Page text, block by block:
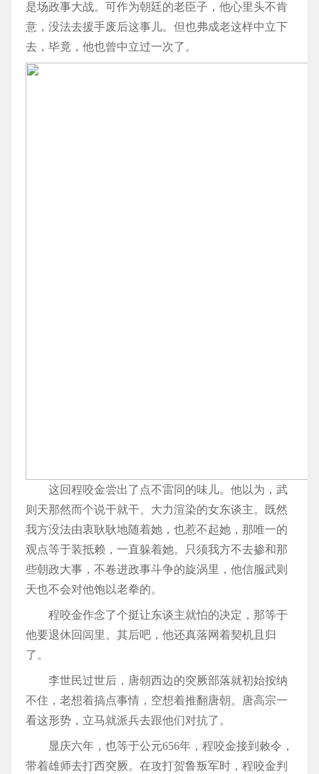
是场政事大战。可作为朝廷的老臣子，他心里头不肯
意，没法去援手废后这事儿。但也弗成老这样中立下
去，毕竟，他也曾中立过一次了。
这回程咬金尝出了点不雷同的味儿。他以为，武
则天那然而个说干就干、大力渲染的女东谈主。既然
我方没法由衷耿耿地随着她，也惹不起她，那唯一的
观点等于装抵赖，一直躲着她。只须我方不去掺和那
些朝政大事，不卷进政事斗争的旋涡里，他信服武则
天也不会对他饱以老拳的。
程咬金作念了个挺让东谈主就怕的决定，那等于
他要退休回闾里。其后吧，他还真落网着契机且归
了。
李世民过世后，唐朝西边的突厥部落就初始按纳
不住，老想着搞点事情，空想着推翻唐朝。唐高宗一
看这形势，立马就派兵去跟他们对抗了。
显庆六年，也等于公元656年，程咬金接到敕令，
带着雄师去打西突厥。在攻打贺鲁叛军时，程咬金判